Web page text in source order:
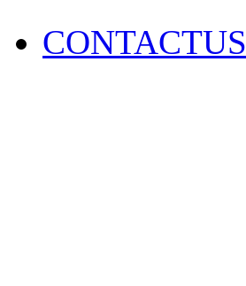
CONTACTUS